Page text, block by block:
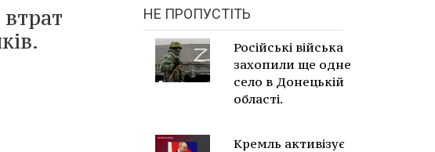
НЕ ПРОПУСТІТЬ
Російські війська
захопили ще одне
село в Донецькій
області.
Кремль активізує